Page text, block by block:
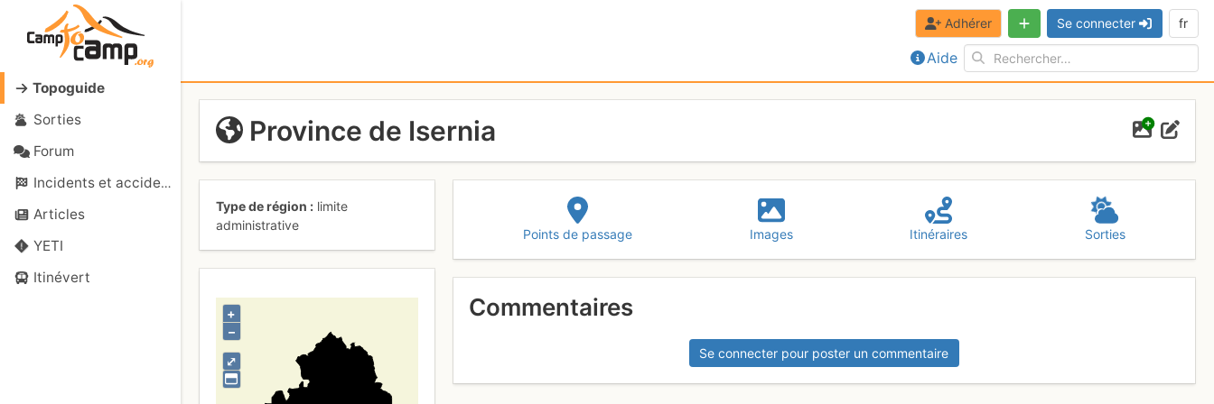
Topoguide
Sorties
Forum
Incidents et accidents
Articles
YETI
Itinévert
Aide
Adhérer Se connecter fr
Province de Isernia
Type de région
limite
administrative
⤢
+
–
Points de passage Images Itinéraires Sorties
Commentaires
Se connecter pour poster un commentaire